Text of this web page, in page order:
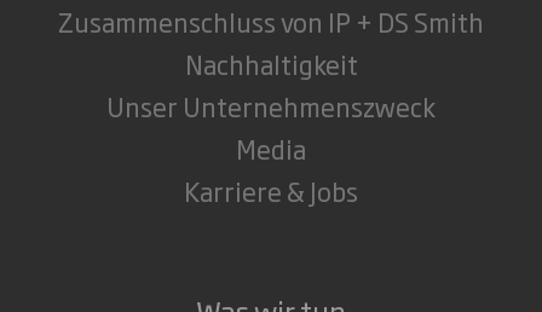
Zusammenschluss von IP + DS Smith
Nachhaltigkeit
Unser Unternehmenszweck
Media
Karriere & Jobs